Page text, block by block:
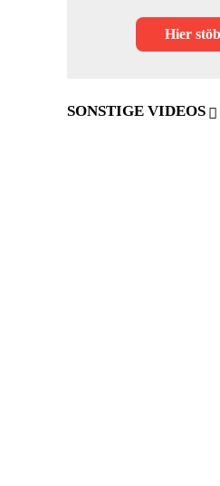
Hier
SONSTIGE VIDEOS